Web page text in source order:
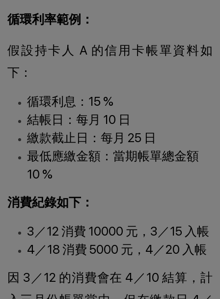
循環利率範例：
假設持卡人 A 的信用卡帳單資料如
下：
循環利息：15 %
結帳日：每月 10 日
繳款截止日：每月 25 日
最低應繳金額：當期帳單總金額
10 %
消費紀錄如下：
3／12 消費 10000 元，3／15 入帳
4／18 消費 5000 元，4／20 入帳
因 3／12 的消費會在 4／10 結算，計